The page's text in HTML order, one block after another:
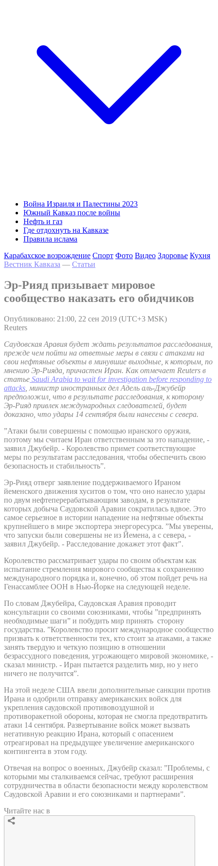
Война Израиля и Палестины 2023
Южный Кавказ после войны
Нефть и газ
Где отдохнуть на Кавказе
Правила ислама
Карабахское возрождение Спорт Фото Видео Здоровье Кухня
Вестник Кавказа — Статьи
Эр-Рияд призывает мировое
сообщество наказать его обидчиков
Опубликовано: 21:00, 22 сен 2019 (UTC+3 MSK)
Reuters
Саудовская Аравия будет ждать результатов расследования,
прежде чем пойти на ответные меры в связи с атаками на
свои нефтяные объекты в минувшие выходные, к которым, по
мнению Эр-Рияда, причастен Иран. Как отмечает Reuters в
статье Saudi Arabia to wait for investigation before responding to
attacks , министр иностранных дел Адель аль-Джубейр
предположил, что в результате расследования, к которому
Эр-Рияд привлек международных следователей, будет
доказано, что удары 14 сентября были нанесены с севера.
”Атаки были совершены с помощью иранского оружия,
поэтому мы считаем Иран ответственным за это нападение, -
заявил Джубейр. - Королевство примет соответствующие
меры по результатам расследования, чтобы обеспечить свою
безопасность и стабильность”.
Эр-Рияд отверг заявление поддерживаемого Ираном
йеменского движения хуситов о том, что оно нанесло удары
по двум нефтеперерабатывающим заводам, в результате
которых добыча Саудовской Аравии сократилась вдвое. Это
самое серьезное в истории нападение на нефтяные объекты
крупнейшего в мире экспортера энергоресурса. ”Мы уверены,
что запуски были совершены не из Йемена, а с севера, -
заявил Джубейр. - Расследование докажет этот факт".
Королевство рассматривает удары по своим объектам как
испытание стремления мирового сообщества к сохранению
международного порядка и, конечно, об этом пойдет речь на
Генассамблее ООН в Нью-Йорке на следующей неделе.
По словам Джубейра, Саудовская Аравия проводит
консультации со своими союзниками, чтобы ”предпринять
необходимые шаги” и побудить мир принять сторону
государства. ”Королевство просит международное сообщество
призвать к ответственности тех, кто стоит за атаками, а также
занять твердую и четкую позицию в отношении
безрассудного поведения, угрожающего мировой экономике, -
сказал министр. - Иран пытается разделить мир, но у него
ничего не получится”.
На этой неделе США ввели дополнительные санкции против
Ирана и одобрили отправку американских войск для
укрепления саудовской противовоздушной и
противоракетной обороны, которая не смогла предотвратить
атаки 14 сентября. Развертывание войск может вызвать
негативную реакцию Ирана, который с опасением
отреагировал на предыдущее увеличение американского
контингента в этом году.
Отвечая на вопрос о военных, Джубейр сказал: ”Проблемы, с
которыми мы сталкиваемся сейчас, требуют расширения
сотрудничества в области безопасности между королевством
Саудовской Аравии и его союзниками и партнерами”.
Читайте нас в